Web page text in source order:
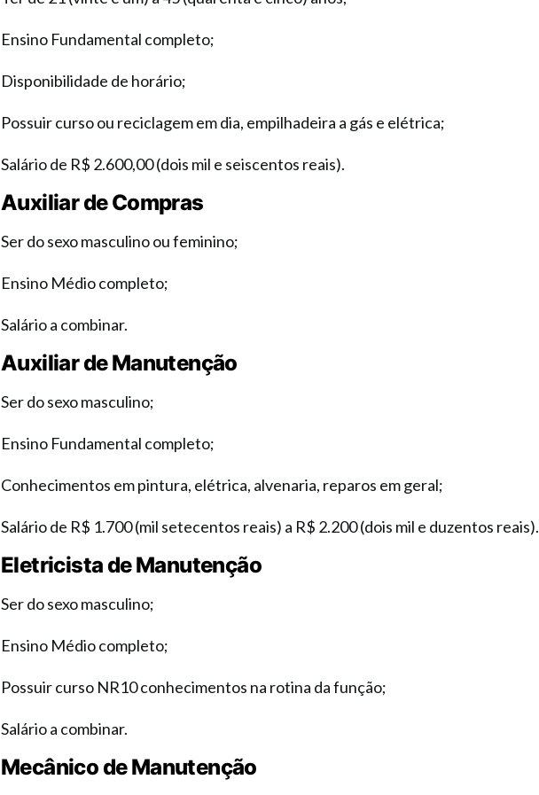
Ensino Fundamental completo;
Disponibilidade de horário;
Possuir curso ou reciclagem em dia, empilhadeira a gás e elétrica;
Salário de R$ 2.600,00 (dois mil e seiscentos reais).
Auxiliar de Compras
Ser do sexo masculino ou feminino;
Ensino Médio completo;
Salário a combinar.
Auxiliar de Manutenção
Ser do sexo masculino;
Ensino Fundamental completo;
Conhecimentos em pintura, elétrica, alvenaria, reparos em geral;
Salário de R$ 1.700 (mil setecentos reais) a R$ 2.200 (dois mil e duzentos reais).
Eletricista de Manutenção
Ser do sexo masculino;
Ensino Médio completo;
Possuir curso NR10 conhecimentos na rotina da função;
Salário a combinar.
Mecânico de Manutenção